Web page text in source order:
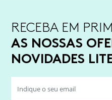
RECEBA EM
AS NOSSAS
NOVIDADES